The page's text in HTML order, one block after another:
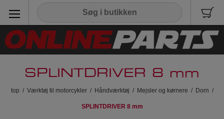
SPLINTDRIVER 8 mm
top / Værktøj til motorcykler / Håndværktøj / Mejsler og kørnere / Dorn /
SPLINTDRIVER 8 mm